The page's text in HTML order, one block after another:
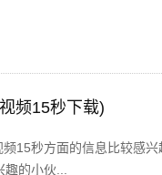
频15秒下载)
15秒方面的信息比较感
的小伙...